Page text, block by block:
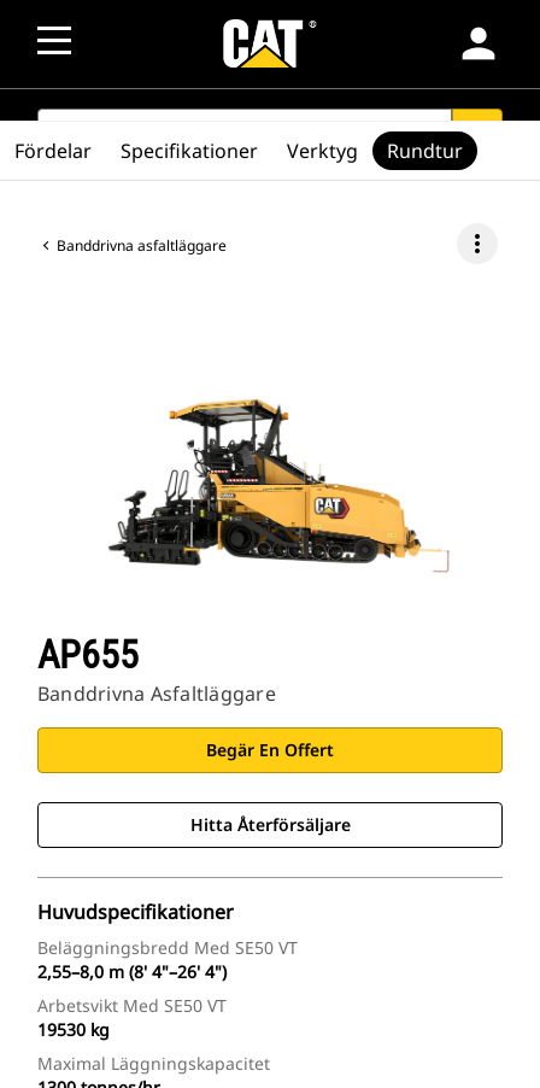
person
SEARCH search
Banddrivna asfaltläggare more_vert
AP655
Banddrivna Asfaltläggare
Begär En Offert
Hitta Återförsäljare
Huvudspecifikationer
Beläggningsbredd Med SE50 VT
2,55–8,0 m (8' 4"–26' 4")
Arbetsvikt Med SE50 VT
19530 kg
Maximal Läggningskapacitet
Fördelar Specifikationer Verktyg Rundtur